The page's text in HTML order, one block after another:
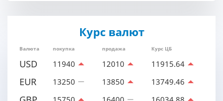
Курс валют
Валюта покупка продажа Курс ЦБ
USD 11940 12010 11915.64
EUR 13250 13850 13749.46